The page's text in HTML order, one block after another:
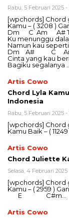
Rabu, 5 Februari 2025 -
[wpchords] Chord
Kamu – ( 3208 )
Dm C Am A#
Ku menunggu
Namun kau
Dm A# C
Cinta yang kau
Bagiku segalanya …
Artis Cowo
Chord Lyla
Indonesia
Rabu, 5 Februari 2025 -
[wpchords] Chord
Kamu Baik – (
Artis Cowo
Chord Juliette
Selasa, 4 Februari 2025
[wpchords] Chord
Kamu – ( 2959 )
E C#m…
Artis Cowo